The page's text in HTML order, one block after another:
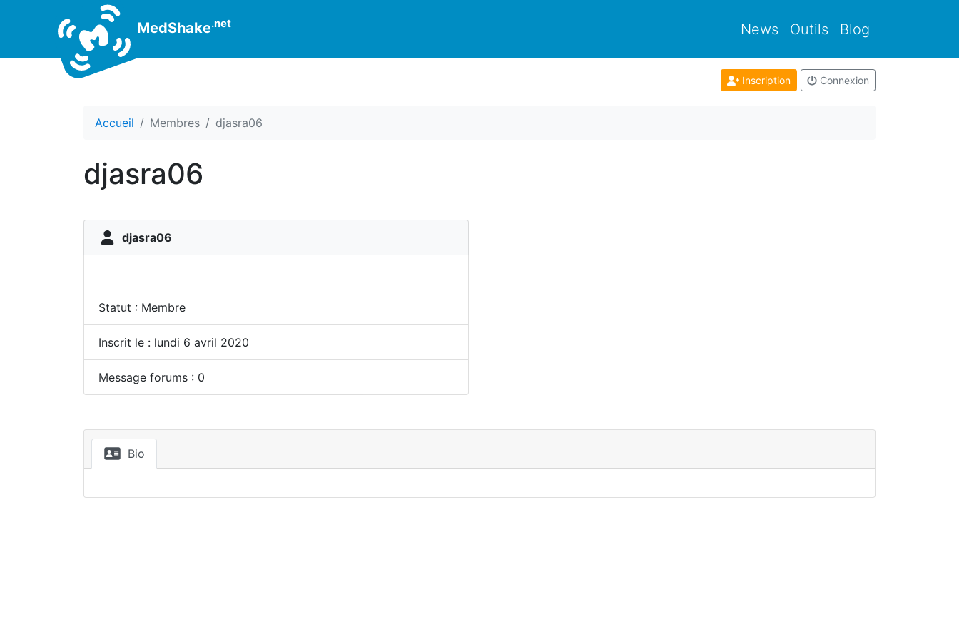
MedShake.net News Outils Blog
Inscription Connexion
Accueil Membres djasra06
djasra06
djasra06
Statut : Membre
Inscrit le : lundi 6 avril 2020
Message forums : 0
Bio